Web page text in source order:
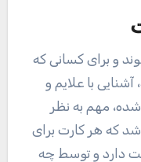
با علایم و
مهم به نظر
شد که هر کارت برای
دارد و توسط چه